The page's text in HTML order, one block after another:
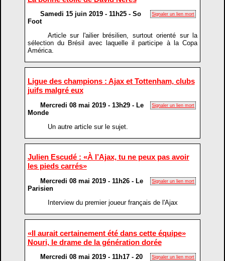
Signaler un lien mort
Samedi 15 juin 2019 - 11h25 - So
Foot
Article sur l'ailier brésilien, surtout orienté sur la
sélection du Brésil avec laquelle il participe à la Copa
América.
Ligue des champions : Ajax et Tottenham, clubs
juifs malgré eux
Signaler un lien mort
Mercredi 08 mai 2019 - 13h29 - Le
Monde
Un autre article sur le sujet.
Julien Escudé : «À l’Ajax, tu ne peux pas avoir
les pieds carrés»
Signaler un lien mort
Mercredi 08 mai 2019 - 11h26 - Le
Parisien
Interview du premier joueur français de l'Ajax
«Il aurait certainement été dans cette équipe»
Nouri, le drame de la génération dorée
Signaler un lien mort
Mercredi 08 mai 2019 - 11h17 - 20